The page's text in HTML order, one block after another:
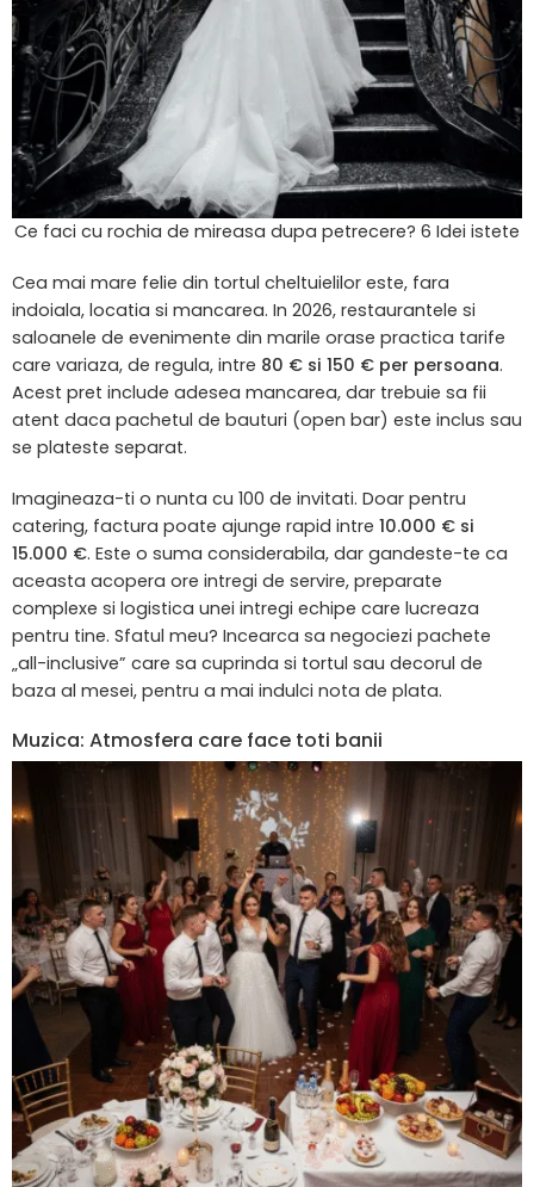
Ce faci cu rochia de mireasa dupa petrecere? 6 Idei istete
Cea mai mare felie din tortul cheltuielilor este, fara
indoiala, locatia si mancarea. In 2026, restaurantele si
saloanele de evenimente din marile orase practica tarife
care variaza, de regula, intre 80 € si 150 € per persoana.
Acest pret include adesea mancarea, dar trebuie sa fii
atent daca pachetul de bauturi (open bar) este inclus sau
se plateste separat.
Imagineaza-ti o nunta cu 100 de invitati. Doar pentru
catering, factura poate ajunge rapid intre 10.000 € si
15.000 €. Este o suma considerabila, dar gandeste-te ca
aceasta acopera ore intregi de servire, preparate
complexe si logistica unei intregi echipe care lucreaza
pentru tine. Sfatul meu? Incearca sa negociezi pachete
„all-inclusive” care sa cuprinda si tortul sau decorul de
baza al mesei, pentru a mai indulci nota de plata.
Muzica: Atmosfera care face toti banii